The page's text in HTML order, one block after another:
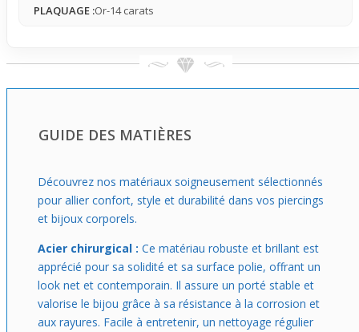
PLAQUAGE :Or-14 carats
GUIDE DES MATIÈRES
Découvrez nos matériaux soigneusement sélectionnés
pour allier confort, style et durabilité dans vos piercings
et bijoux corporels.
Acier chirurgical : Ce matériau robuste et brillant est
apprécié pour sa solidité et sa surface polie, offrant un
look net et contemporain. Il assure un porté stable et
valorise le bijou grâce à sa résistance à la corrosion et
aux rayures. Facile à entretenir, un nettoyage régulier